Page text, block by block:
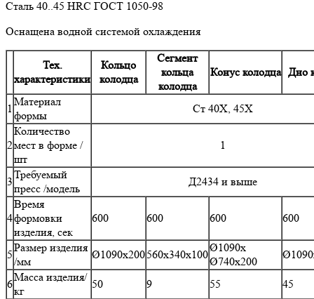
Сталь 40..45 HRC ГОСТ 1050-98
Оснащена водной системой охлаждения
Тех.
характеристики
Кольцо
колодца
Сегмент
кольца
колодца
Конус колодца Дно
1
Материал
формы
Ст 40Х, 45Х
2
Количество
мест в форме /
шт
1
3
Требуемый
пресс /модель
Д2434 и выше
4
Время
формовки
изделия, сек
600 600 600 600
5
Размер изделия
/мм
Ø1090х200560х340х100
Ø1090х
Ø740х200
6
Масса изделия/
кг
50 9 55 45